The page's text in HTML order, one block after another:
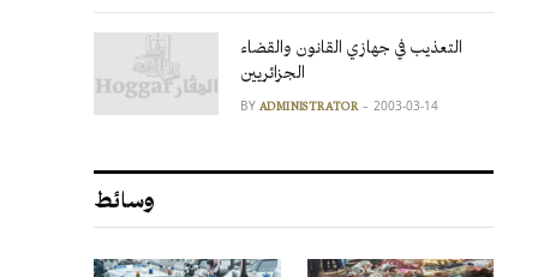
التعذيب في جهازي القانون والقضاء
الجزائريين
BY ADMINISTRATOR 2003-03-14
وسائط